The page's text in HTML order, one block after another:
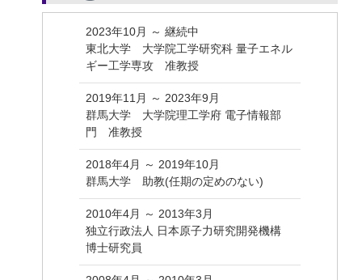
2023年10月 ～ 継続中
東北大学 大学院工学研究科 量子エネル
ギー工学専攻 准教授
2019年11月 ～ 2023年9月
群馬大学 大学院理工学府 電子情報部
門 准教授
2018年4月 ～ 2019年10月
群馬大学 助教(任期の定めのない)
2010年4月 ～ 2013年3月
独立行政法人 日本原子力研究開発機構
博士研究員